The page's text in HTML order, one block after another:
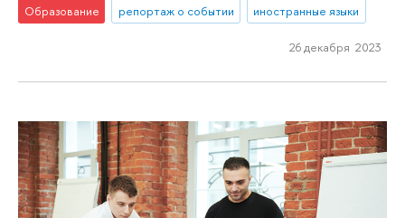
Образование репортаж о событии иностранные языки
26 декабря 2023